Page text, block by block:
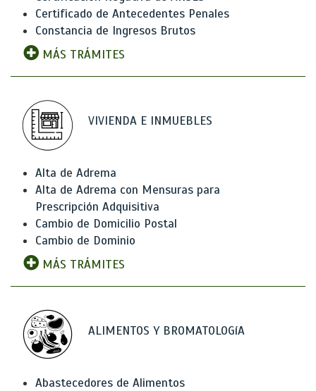
Certificado de Antecedentes Penales
Constancia de Ingresos Brutos
MÁS TRÁMITES
VIVIENDA E INMUEBLES
Alta de Adrema
Alta de Adrema con Mensuras para
Prescripción Adquisitiva
Cambio de Domicilio Postal
Cambio de Dominio
MÁS TRÁMITES
ALIMENTOS Y BROMATOLOGíA
Abastecedores de Alimentos